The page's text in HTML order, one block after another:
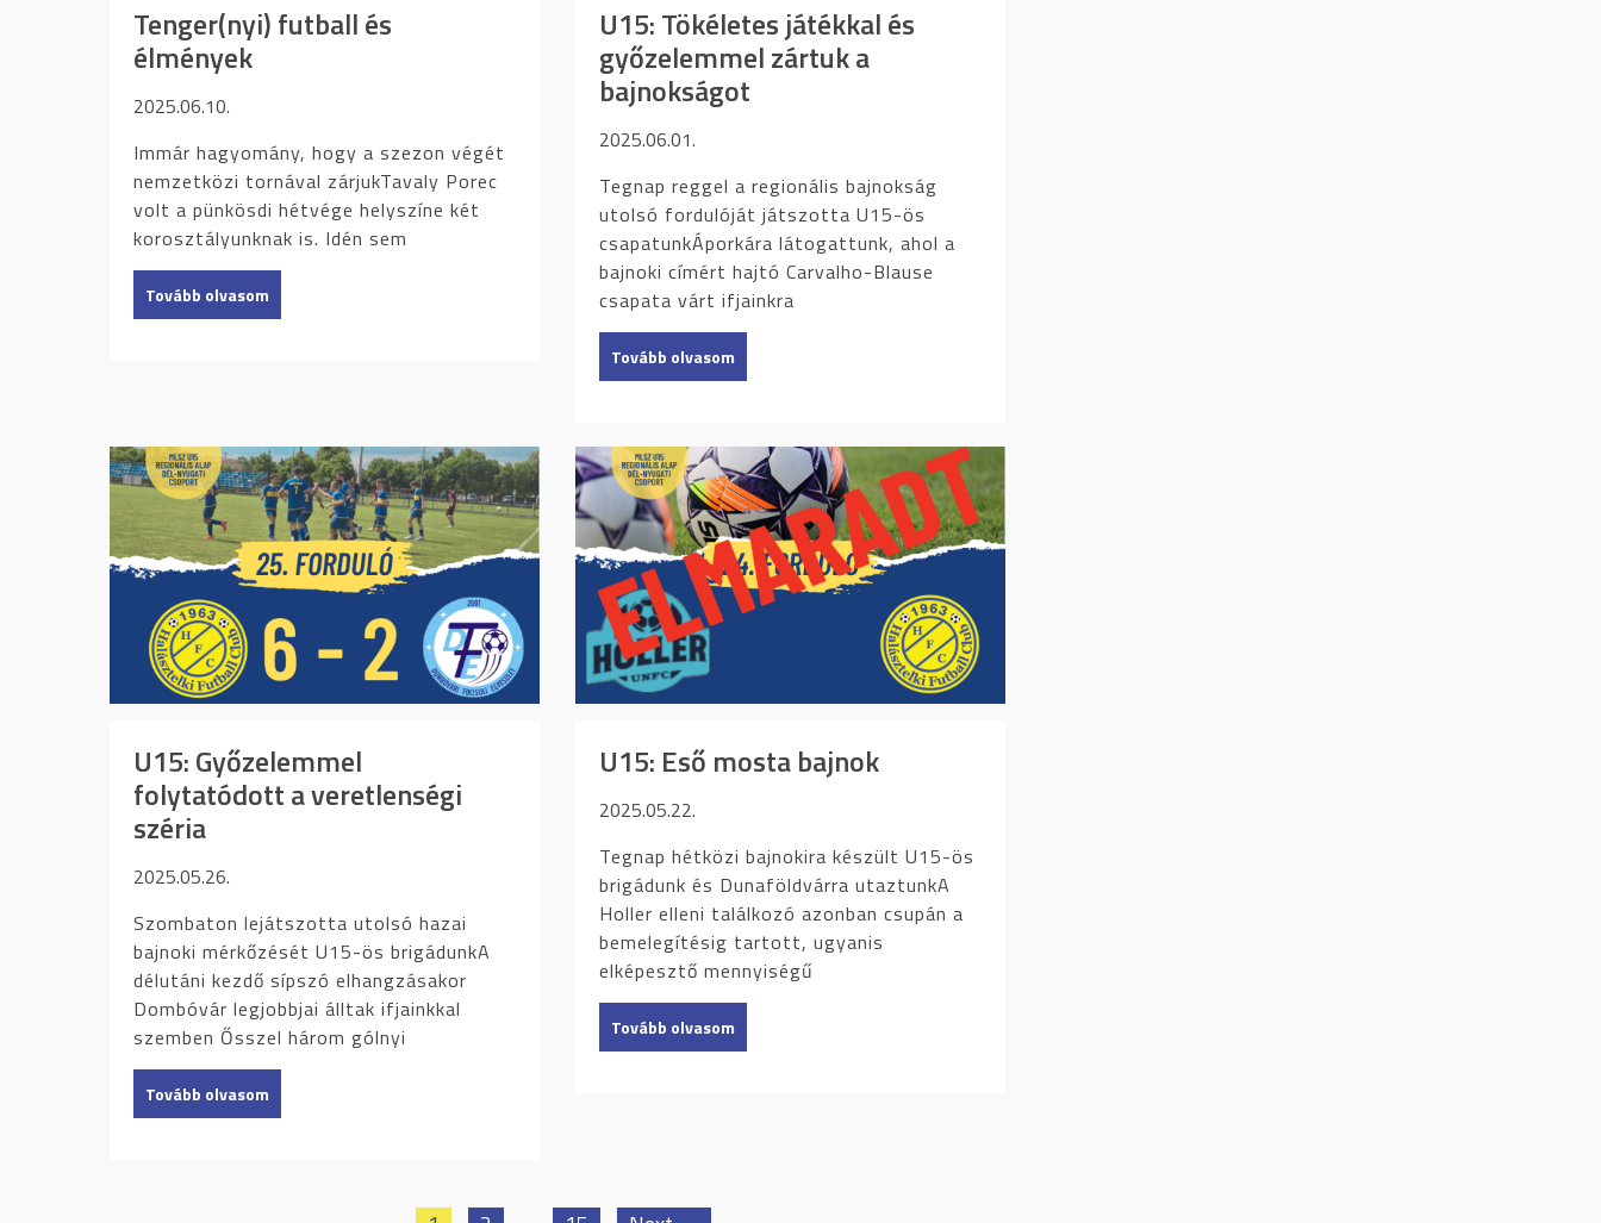
Tenger(nyi) futball és
élmények
2025.06.10.
Immár hagyomány, hogy a szezon végét
nemzetközi tornával zárjukTavaly Porec
volt a pünkösdi hétvége helyszíne két
korosztályunknak is. Idén sem
Tovább olvasom
U15: Tökéletes játékkal és
győzelemmel zártuk a
bajnokságot
2025.06.01.
Tegnap reggel a regionális bajnokság
utolsó fordulóját játszotta U15-ös
csapatunkÁporkára látogattunk, ahol a
bajnoki címért hajtó Carvalho-Blause
csapata várt ifjainkra
Tovább olvasom
U15: Győzelemmel
folytatódott a veretlenségi
széria
2025.05.26.
Szombaton lejátszotta utolsó hazai
bajnoki mérkőzését U15-ös brigádunkA
délutáni kezdő sípszó elhangzásakor
Dombóvár legjobbjai álltak ifjainkkal
szemben Ősszel három gólnyi
Tovább olvasom
U15: Eső mosta bajnok
2025.05.22.
Tegnap hétközi bajnokira készült U15-ös
brigádunk és Dunaföldvárra utaztunkA
Holler elleni találkozó azonban csupán a
bemelegítésig tartott, ugyanis
elképesztő mennyiségű
Tovább olvasom